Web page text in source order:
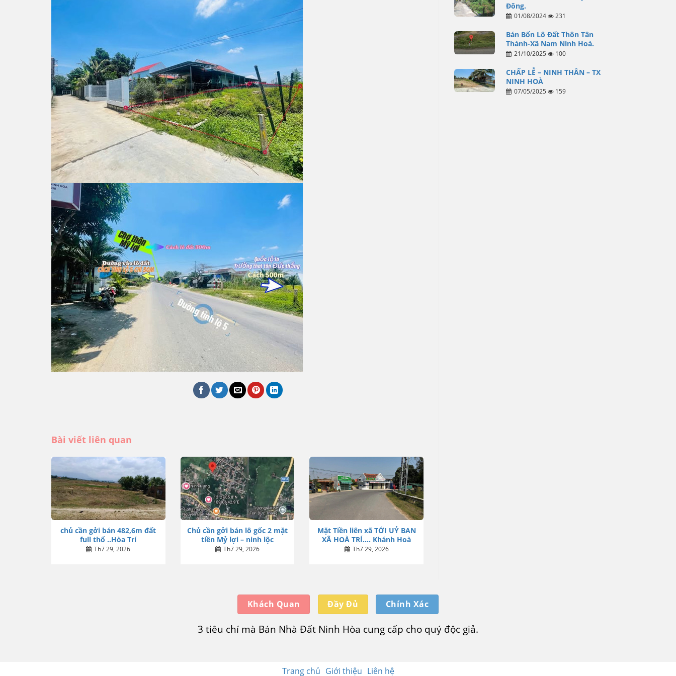
Bài viết liên quan
chủ cần gởi bán 482,6m đất
full thổ ..Hòa Trí
Th7 29, 2026
Chủ cần gởi bán lô gốc 2 mặt
tiền Mỷ lợi – ninh lộc
Th7 29, 2026
Mặt Tiền liên xã TỚI UỶ BAN
XÃ HOÀ TRÍ…. Khánh Hoà
Th7 29, 2026
Đông.
01/08/2024 231
Bán Bốn Lô Đất Thôn Tân
Thành-Xã Nam Ninh Hoà.
21/10/2025 100
CHẤP LỄ – NINH THÂN – TX
NINH HOÀ
07/05/2025 159
Khách Quan Đầy Đủ Chính Xác
3 tiêu chí mà Bán Nhà Đất Ninh Hòa cung cấp cho quý độc giả.
Trang chủ Giới thiệu Liên hệ